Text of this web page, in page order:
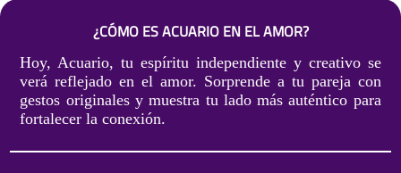
¿CÓMO ES ACUARIO EN EL AMOR?
Hoy, Acuario, tu espíritu independiente y creativo se
verá reflejado en el amor. Sorprende a tu pareja con
gestos originales y muestra tu lado más auténtico para
fortalecer la conexión.